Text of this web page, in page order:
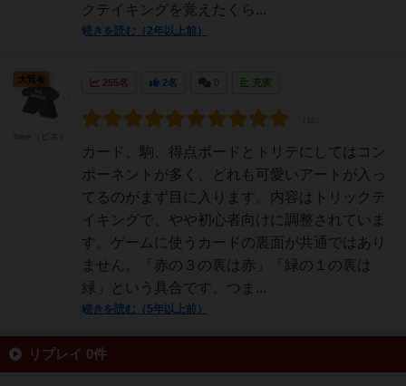
クテイキングを覚えたくら...
続きを読む（2年以上前）
255名 2名 充実
カード、駒、得点ボードとトリテにしてはコン
ポーネントが多く、どれも可愛いアートが入っ
てるのがまず目に入ります。内容はトリックテ
イキングで、やや初心者向けに調整されていま
す。ゲームに使うカードの裏面が共通ではあり
ません。「赤の３の裏は赤」「緑の１の裏は
緑」という具合です。つま...
続きを読む（5年以上前）
大賢者
リプレイ 0件